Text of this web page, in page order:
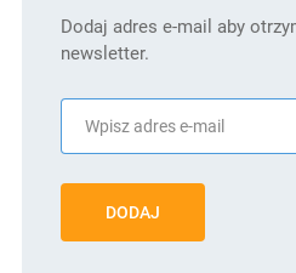
Dodaj adres e-mail aby
newsletter.
DODAJ